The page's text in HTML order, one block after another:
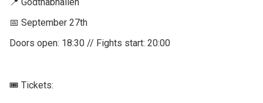
📅 September 27th
Doors open: 18:30 // Fights start: 20:00
🎟️ Tickets: